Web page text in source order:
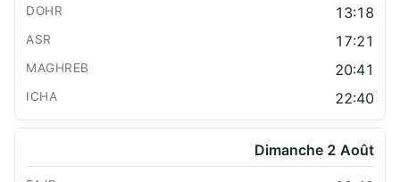
13:18
17:21
20:41
22:40
Dimanche 2 Août